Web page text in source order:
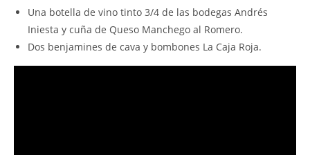
Una botella de vino tinto 3/4 de las bodegas Andrés
Iniesta y cuña de Queso Manchego al Romero.
Dos benjamines de cava y bombones La Caja Roja.